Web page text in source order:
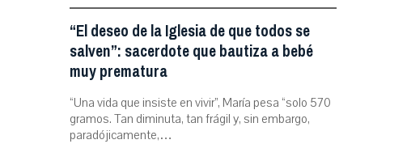
“El deseo de la Iglesia de que todos se
salven”: sacerdote que bautiza a bebé
muy prematura
“Una vida que insiste en vivir”, María pesa “solo 570
gramos. Tan diminuta, tan frágil y, sin embargo,
paradójicamente,…